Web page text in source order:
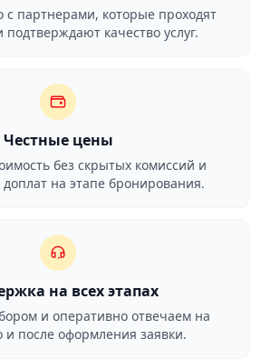
с партнерами, которые проходят
качество услуг.
Честные цены
без скрытых комиссий и
на этапе бронирования.
на всех этапах
и оперативно отвечаем на
и после оформления заявки.